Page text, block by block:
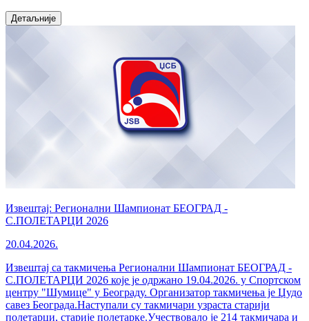
Детаљније
Извештај: Регионални Шампионат БЕОГРАД -
С.ПОЛЕТАРЦИ 2026
20.04.2026.
Извештај са такмичења Регионални Шампионат БЕОГРАД -
С.ПОЛЕТАРЦИ 2026 које је одржано 19.04.2026. у Спортском
центру "Шумице" у Београду. Организатор такмичења је Џудо
савез Београда.Наступали су такмичари узраста старији
полетарци, старије полетарке.Учествовало је 214 такмичара и